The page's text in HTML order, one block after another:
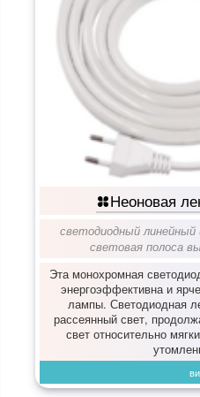
Неоновая
светодиодный линейный
световая полоса
Эта монохромная
энергоэффективна и
лампы. Светодиодная
рассеянный свет,
свет относительно